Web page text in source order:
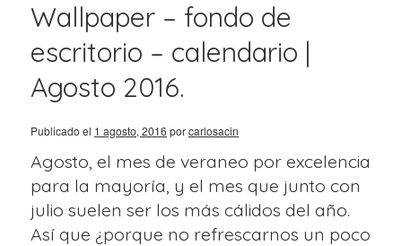
Wallpaper – fondo de
escritorio – calendario |
Agosto 2016.
Publicado el 1 agosto, 2016 porcarlosacin
Agosto, el mes de veraneo por excelencia
para la mayoría, y el mes que junto con
julio suelen ser los más cálidos del año.
Así que ¿porque no refrescarnos un poco